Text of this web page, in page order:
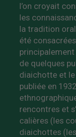
l’on croyait
les
la tradition
été
de quelques
diaichotte et le
publiée en
rencontres et
calières (les
diaichottes